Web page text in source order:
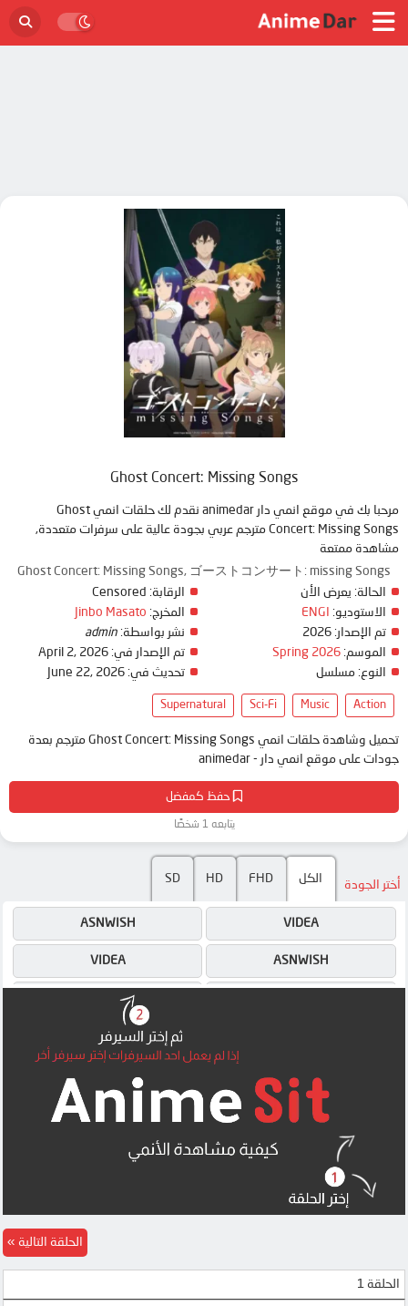
حفظ كمفضل
يتابعه 1 شخصًا
Ghost Concert: Missing Songs
مرحبا بك في موقع انمي دار animedar نقدم لك حلقات انمي Ghost
Concert: Missing Songs مترجم عربي بجودة عالية على سرفرات متعددة,
مشاهدة ممتعة
Ghost Concert: Missing Songs, ゴーストコンサート: missing Songs
الحالة: يعرض الأن
الاستوديو:
ENGI
تم الإصدار:
الموسم: Spring 2026
النوع: مسلسل
الرقابة:
المخرج: Jinbo Masato
نشر بواسطة: admin
تم الإصدار في: April 2, 2026
تحديث في: June 22, 2026
Action
Music
Sci-Fi
Supernatural
تحميل وشاهدة حلقات انمي Ghost Concert: Missing Songs مترجم بعدة
جودات على موقع انمي دار - animedar
أختر الجودة الكل FHD
HD
SD
VIDEA
ASNWISH
ASNWISH
VIDEA
MEGA
4SHARED
الحلقة 1
الحلقة التالية